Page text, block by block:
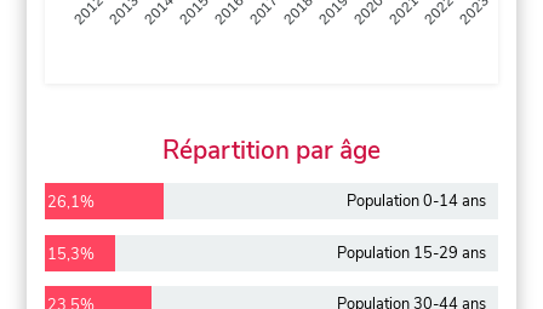
201220132014201520162017 20182019 2020202120222023
Répartition par âge
26,1% Population 0-14 ans
15,3% Population 15-29 ans
Population 30-44 ans